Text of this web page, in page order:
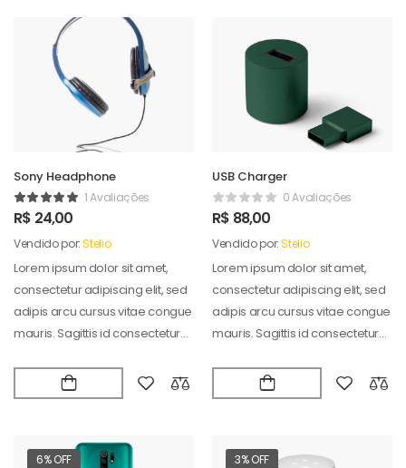
Sony Headphone
1 Avaliações
R$ 24,00
Vendido por:Stelio
Lorem ipsum dolor sit amet,
consectetur adipiscing elit, sed
adipis arcu cursus vitae congue
mauris. Sagittis id consectetur
USB Charger
0 Avaliações
R$ 88,00
Vendido por:Stelio
Lorem ipsum dolor sit amet,
consectetur adipiscing elit, sed
adipis arcu cursus vitae congue
mauris. Sagittis id consectetur
6% OFF 3% OFF